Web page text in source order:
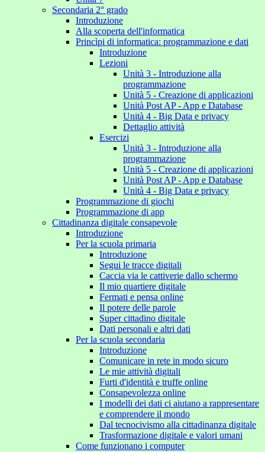
Secondaria 2° grado
Introduzione
Alla scoperta dell'informatica
Princìpi di informatica: programmazione e dati
Introduzione
Lezioni
Unità 3 - Introduzione alla
programmazione
Unità 5 - Creazione di applicazioni
Unità Post AP - App e Database
Unità 4 - Big Data e privacy
Dettaglio attività
Esercizi
Unità 3 - Introduzione alla
programmazione
Unità 5 - Creazione di applicazioni
Unità Post AP - App e Database
Unità 4 - Big Data e privacy
Programmazione di giochi
Programmazione di app
Cittadinanza digitale consapevole
Introduzione
Per la scuola primaria
Introduzione
Segui le tracce digitali
Caccia via le cattiverie dallo schermo
Il mio quartiere digitale
Fermati e pensa online
Il potere delle parole
Super cittadino digitale
Dati personali e altri dati
Per la scuola secondaria
Introduzione
Comunicare in rete in modo sicuro
Le mie attività digitali
Furti d'identità e truffe online
Consapevolezza online
I modelli dei dati ci aiutano a rappresentare
e comprendere il mondo
Dal tecnocivismo alla cittadinanza digitale
Trasformazione digitale e valori umani
Come funzionano i computer